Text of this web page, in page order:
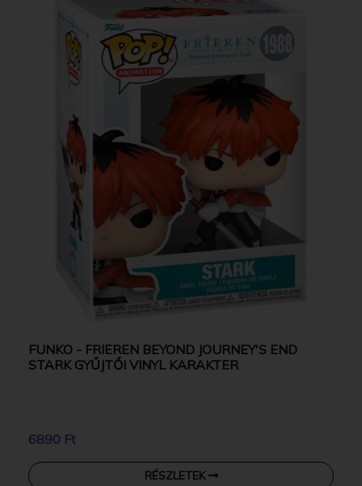
FUNKO - FRIEREN BEYOND JOURNEY'S END
STARK GYŰJTŐI VINYL KARAKTER
6890 Ft
RÉSZLETEK